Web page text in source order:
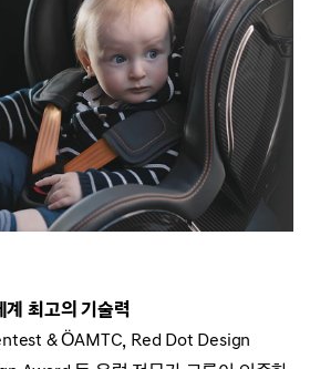
최고의 기술력
& ÖAMTC, Red Dot Design